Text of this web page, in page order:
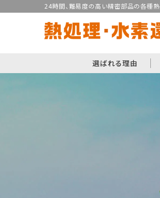
24時間、難易度の高い精密部品の各種
選ばれる理由